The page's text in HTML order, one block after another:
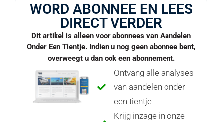
WORD ABONNEE EN LEES
DIRECT VERDER
Dit artikel is alleen voor abonnees van Aandelen
Onder Een Tientje. Indien u nog geen abonnee bent,
overweegt u dan ook een abonnement.
Ontvang alle analyses
van aandelen onder
een tientje
Krijg inzage in onze